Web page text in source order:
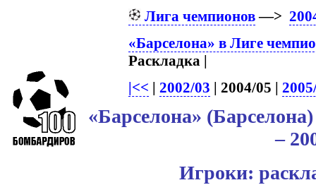
Лига чемпионов—>
«Барселона» в Лиге
Раскладка |
|<< | 2002/03 | 2004/05 |
«Барселона»
–
Игроки: